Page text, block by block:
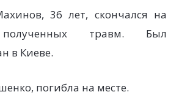
36 лет, скончался на
травм. Был
в Киеве.
погибла на месте.